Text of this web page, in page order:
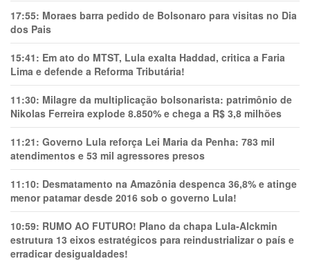
17:55: Moraes barra pedido de Bolsonaro para visitas no Dia
dos Pais
15:41: Em ato do MTST, Lula exalta Haddad, critica a Faria
Lima e defende a Reforma Tributária!
11:30: Milagre da multiplicação bolsonarista: patrimônio de
Nikolas Ferreira explode 8.850% e chega a R$ 3,8 milhões
11:21: Governo Lula reforça Lei Maria da Penha: 783 mil
atendimentos e 53 mil agressores presos
11:10: Desmatamento na Amazônia despenca 36,8% e atinge
menor patamar desde 2016 sob o governo Lula!
10:59: RUMO AO FUTURO! Plano da chapa Lula-Alckmin
estrutura 13 eixos estratégicos para reindustrializar o país e
erradicar desigualdades!